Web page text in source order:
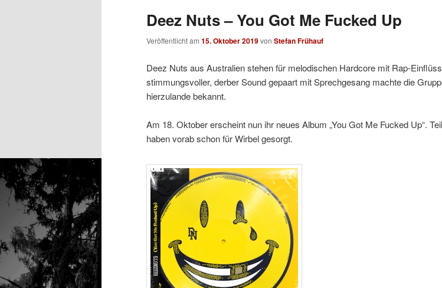
Deez Nuts – You Got Me Fucked Up
Veröffentlicht am 15. Oktober 2019von Stefan Frühauf
Deez Nuts aus Australien stehen für melodischen Hardcore mit Rap-
stimmungsvoller, derber Sound gepaart mit Sprechgesang machte die
hierzulande bekannt.
Am 18. Oktober erscheint nun ihr neues Album „You Got Me Fucked Up“.
haben vorab schon für Wirbel gesorgt.